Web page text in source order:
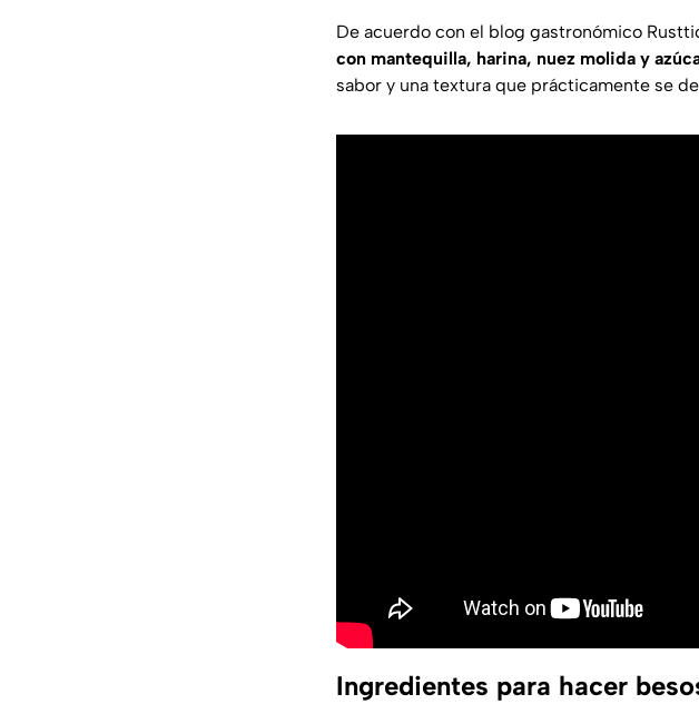
De acuerdo con el blog gastronómico
con mantequilla, harina, nuez molida y
sabor y una textura que prácticamente se
Ingredientes para hacer